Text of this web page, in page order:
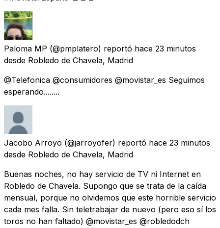
Paloma MP (@pmplatero) reportó hace 23 minutos
desde Robledo de Chavela, Madrid
@Telefonica @consumidores @movistar_es Seguimos
esperando........
Jacobo Arroyo (@jarroyofer) reportó hace 23 minutos
desde Robledo de Chavela, Madrid
Buenas noches, no hay servicio de TV ni Internet en
Robledo de Chavela. Supongo que se trata de la caída
mensual, porque no olvidemos que este horrible servicio
cada mes falla. Sin teletrabajar de nuevo (pero eso sí los
toros no han faltado) @movistar_es @robledodch